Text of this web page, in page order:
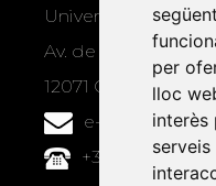
per
lloc
interès
Universitat Jaume
Av. de Vicent Sos
12071 Castelló de la
e-
+34 964 72 89